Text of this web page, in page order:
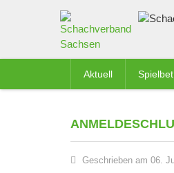
Aktuell
Geschrieben am 06.